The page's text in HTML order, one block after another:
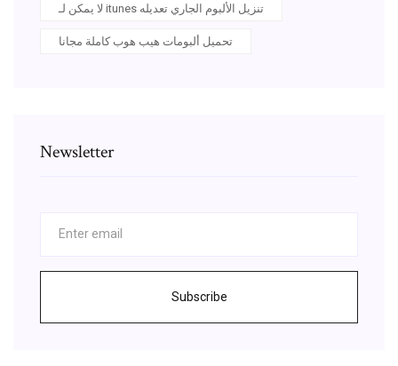
لا يمكن لـ itunes تنزيل الألبوم الجاري تعديله
تحميل ألبومات هيب هوب كاملة مجانا
Newsletter
Subscribe